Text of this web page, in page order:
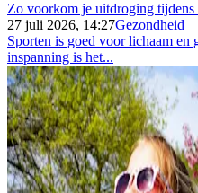
Zo voorkom je uitdroging tijdens
27 juli 2026, 14:27Gezondheid
Sporten is goed voor lichaam en
inspanning is het...